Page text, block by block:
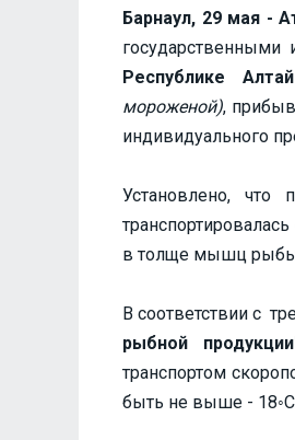
Барнаул, 29 мая -
государственными
Республике
мороженой),
индивидуального
Установлено,
в толще мышц рыбы
В соответствии с
рыбной
транспортом
быть не выше -